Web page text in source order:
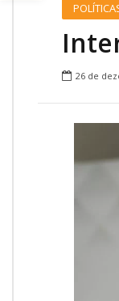
Nossa História
Nossa Missão
26 de